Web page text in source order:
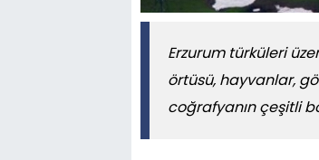
Erzurum türküleri
örtüsü, hayvanlar,
coğrafyanın çeşitli